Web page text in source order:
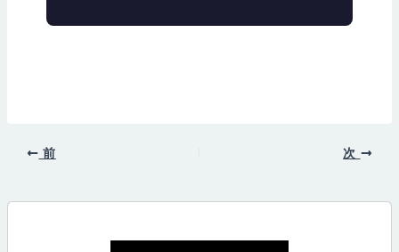
前 次